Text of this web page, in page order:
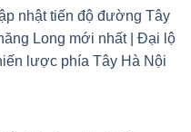
nhật tiến độ đường Tây
Long mới nhất | Đại lộ
lược phía Tây Hà Nội